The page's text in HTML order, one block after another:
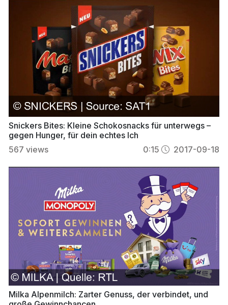
Snickers Bites: Kleine Schokosnacks für unterwegs –
gegen Hunger, für dein echtes Ich
567 views 0:15 2017-09-18
Milka Alpenmilch: Zarter Genuss, der verbindet, und